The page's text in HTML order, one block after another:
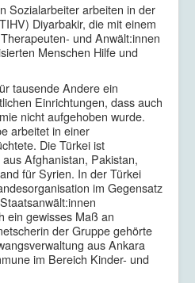
Sozialarbeiter arbeiten in der
Diyarbakir, die mit einem
und Anwält:innen
Menschen Hilfe und
tausende Andere ein
Einrichtungen, dass auch
nicht aufgehoben wurde.
arbeitet in einer
Die Türkei ist
Afghanistan, Pakistan,
für Syrien. In der Türkei
im Gegensatz
ein gewisses Maß an
der Gruppe gehörte
aus Ankara
im Bereich Kinder- und